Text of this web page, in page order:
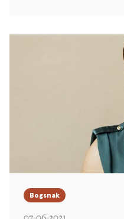
Bogsnak
07-06-2021